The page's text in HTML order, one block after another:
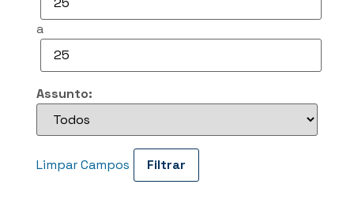
a
Assunto:
Limpar Campos